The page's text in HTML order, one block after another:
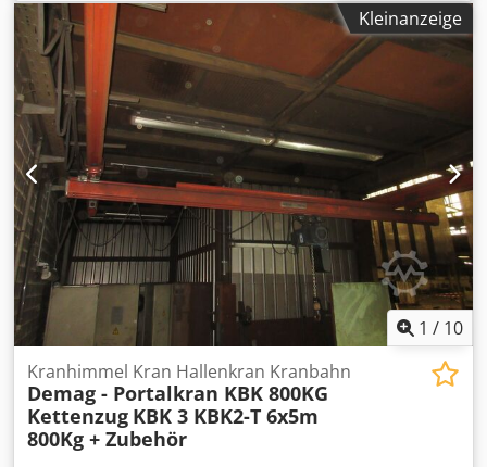
Typenschilder.
Kleinanzeige
1 / 10
Kranhimmel Kran Hallenkran Kranbahn
Demag - Portalkran KBK 800KG
Kettenzug KBK 3 KBK2-T 6x5m
800Kg + Zubehör